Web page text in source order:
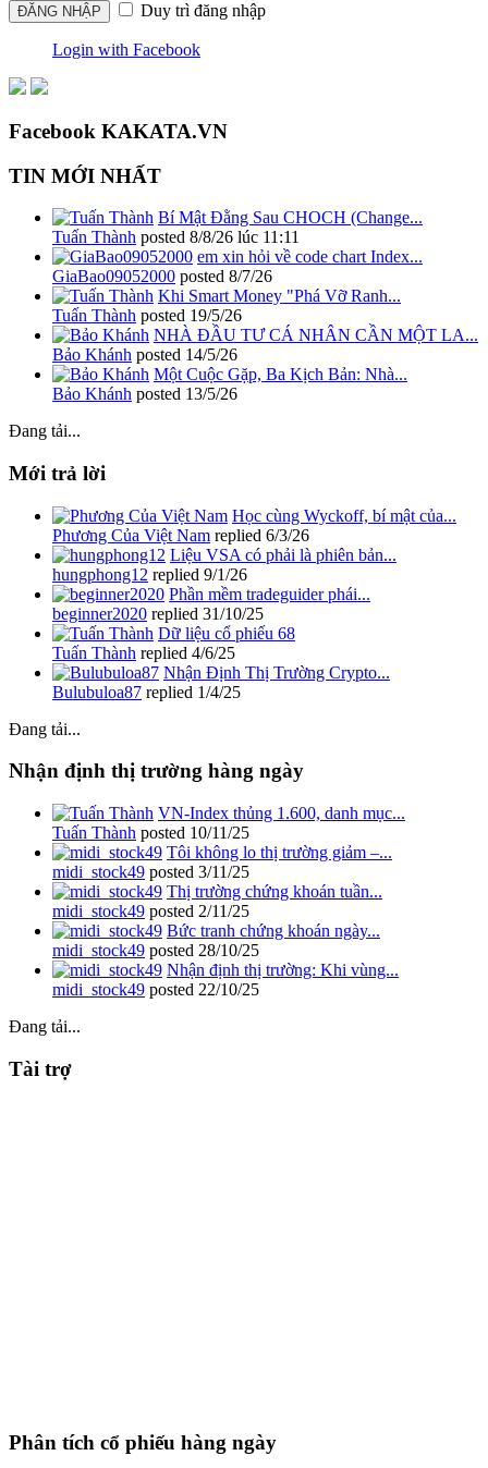
Duy trì đăng nhập
Login with Facebook
Facebook KAKATA.VN
TIN MỚI NHẤT
Bí Mật Đằng Sau CHOCH (Change...
Tuấn Thành posted 8/8/26 lúc 11:11
em xin hỏi về code chart Index...
GiaBao09052000 posted 8/7/26
Khi Smart Money "Phá Vỡ Ranh...
Tuấn Thành posted 19/5/26
NHÀ ĐẦU TƯ CÁ NHÂN CẦN MỘT LA...
Bảo Khánh posted 14/5/26
Một Cuộc Gặp, Ba Kịch Bản: Nhà...
Bảo Khánh posted 13/5/26
Đang tải...
Mới trả lời
Học cùng Wyckoff, bí mật của...
Phương Của Việt Nam replied 6/3/26
Liệu VSA có phải là phiên bản...
hungphong12 replied 9/1/26
Phần mềm tradeguider phái...
beginner2020 replied 31/10/25
Dữ liệu cổ phiếu 68
Tuấn Thành replied 4/6/25
Nhận Định Thị Trường Crypto...
Bulubuloa87 replied 1/4/25
Đang tải...
Nhận định thị trường hàng ngày
VN-Index thủng 1.600, danh mục...
Tuấn Thành posted 10/11/25
Tôi không lo thị trường giảm –...
midi_stock49 posted 3/11/25
Thị trường chứng khoán tuần...
midi_stock49 posted 2/11/25
Bức tranh chứng khoán ngày...
midi_stock49 posted 28/10/25
Nhận định thị trường: Khi vùng...
midi_stock49 posted 22/10/25
Đang tải...
Tài trợ
Phân tích cổ phiếu hàng ngày